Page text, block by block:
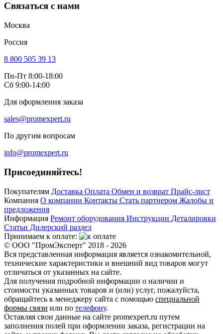
Связаться с нами
Москва
Россия
8 800 505 39 13
Пн-Пт 8:00-18:00
Сб 9:00-14:00
Для оформления заказа
sales@promexpert.ru
По другим вопросам
info@promexpert.ru
Присоединяйтесь!
Покупателям Доставка Оплата Обмен и возврат Прайс-лист
Компания О компании Контакты Стать партнером Жалобы и
предложения
Информация Ремонт оборудования Инструкции Деталировки
Статьи Дилерский раздел
Принимаем к оплате:
© ООО "ПромЭксперт" 2018 - 2026
Вся представленная информация является ознакомительной,
технические характеристики и внешний вид товаров могут
отличаться от указанных на сайте.
Для получения подробной информации о наличии и
стоимости указанных товаров и (или) услуг, пожалуйста,
обращайтесь к менеджеру сайта с помощью специальной
формы связи или по телефону.
Оставляя свои данные на сайте promexpert.ru путем
заполнения полей при оформлении заказа, регистрации на